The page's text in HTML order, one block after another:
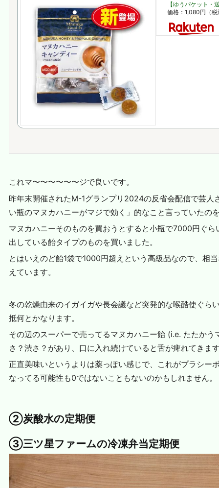
【ゆうパケット
価格：1,080円（
これマ〜〜〜〜〜〜ジで良いです。
昨年末開催されたM-1グランプリ2024の反省会配信で芸人
い瓶のマヌカハニーがマジで効く」的なこと言っていたの
マヌカハニーそのものを買おうとすると小瓶で7000円ぐ
出している飴タイプのものを買いました。
とはいえのど飴1袋で1000円超えという高級品なので、相
えています。
冬の乾燥由来のイガイガや長会議など突発的な喉酷使ぐら
抵何とかなります。
その辺のスーパーで売ってるマヌカハニー飴 (i.e. たたか
さ？渋さ？があり、口に入れ続けていると舌が痺れてきま
正直美味いというよりは薬っぽい感じで、これがプラシー
なってる可能性も0ではないこともないのかもしれません。
②炭酸水の定期便
③三ツ星ファームの冷凍弁当定期便